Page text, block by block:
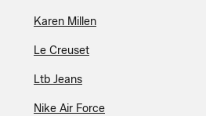
Karen Millen
Le Creuset
Ltb Jeans
Nike Air Force